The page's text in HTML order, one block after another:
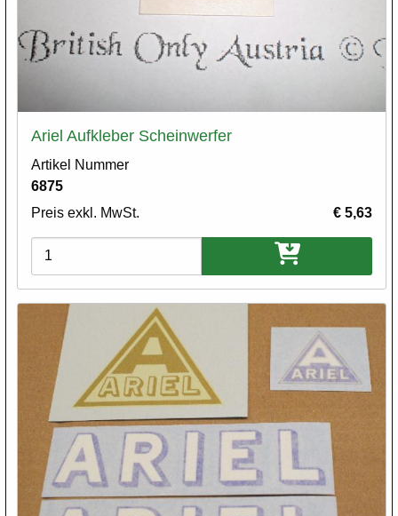
Ariel Aufkleber Scheinwerfer
Artikel Nummer
6875
Preis exkl. MwSt.
€ 5,63
Varianten